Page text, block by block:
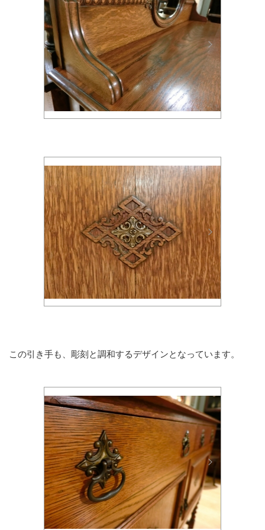
この引き手も、彫刻と調和するデザインとなっています。